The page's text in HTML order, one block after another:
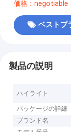
価格：negotiable
ベストプ
製品の説明
ハイライト
パッケージの詳細
ブランド名